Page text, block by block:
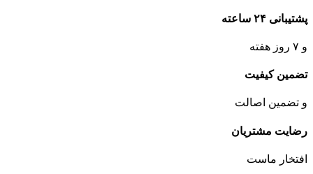
پشتیبانی ۲۴ ساعته
و ۷ روز هفته
تضمین کیفیت
و تضمین اصالت
رضایت مشتریان
افتخار ماست